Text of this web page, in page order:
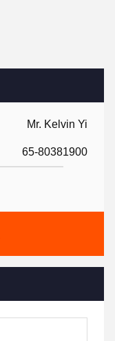
Mr. Kelvin Yi
65-80381900